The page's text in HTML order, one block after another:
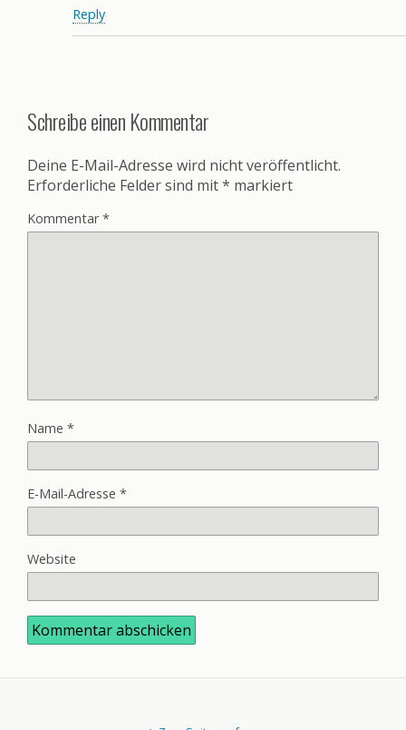
Reply
Schreibe einen Kommentar
Deine E-Mail-Adresse wird nicht veröffentlicht.
Erforderliche Felder sind mit* markiert
Kommentar*
Name *
E-Mail-Adresse *
Website